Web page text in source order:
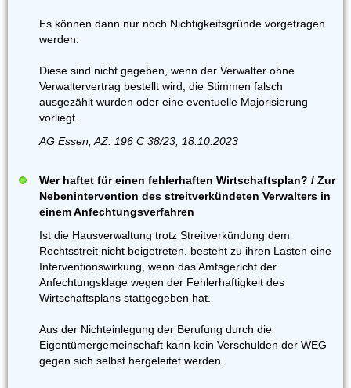
Es können dann nur noch Nichtigkeitsgründe vorgetragen
werden.
Diese sind nicht gegeben, wenn der Verwalter ohne
Verwaltervertrag bestellt wird, die Stimmen falsch
ausgezählt wurden oder eine eventuelle Majorisierung
vorliegt.
AG Essen, AZ: 196 C 38/23, 18.10.2023
Wer haftet für einen fehlerhaften Wirtschaftsplan? / Zur
Nebenintervention des streitverkündeten Verwalters in
einem Anfechtungsverfahren
Ist die Hausverwaltung trotz Streitverkündung dem
Rechtsstreit nicht beigetreten, besteht zu ihren Lasten eine
Interventionswirkung, wenn das Amtsgericht der
Anfechtungsklage wegen der Fehlerhaftigkeit des
Wirtschaftsplans stattgegeben hat.
Aus der Nichteinlegung der Berufung durch die
Eigentümergemeinschaft kann kein Verschulden der WEG
gegen sich selbst hergeleitet werden.